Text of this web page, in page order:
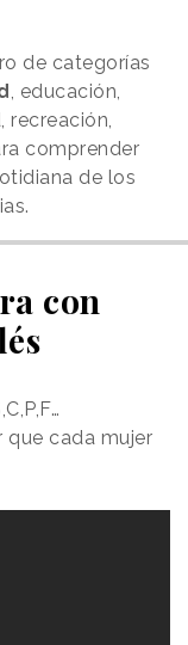
de categorías
, educación,
recreación,
comprender
de los
con
que cada mujer